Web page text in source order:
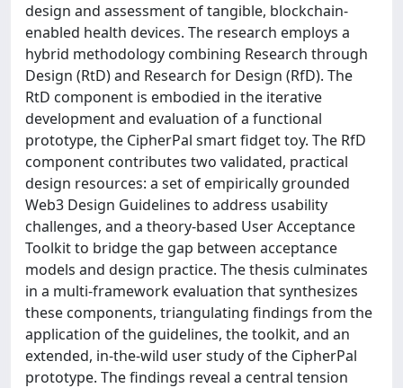
design and assessment of tangible, blockchain-
enabled health devices. The research employs a
hybrid methodology combining Research through
Design (RtD) and Research for Design (RfD). The
RtD component is embodied in the iterative
development and evaluation of a functional
prototype, the CipherPal smart fidget toy. The RfD
component contributes two validated, practical
design resources: a set of empirically grounded
Web3 Design Guidelines to address usability
challenges, and a theory-based User Acceptance
Toolkit to bridge the gap between acceptance
models and design practice. The thesis culminates
in a multi-framework evaluation that synthesizes
these components, triangulating findings from the
application of the guidelines, the toolkit, and an
extended, in-the-wild user study of the CipherPal
prototype. The findings reveal a central tension